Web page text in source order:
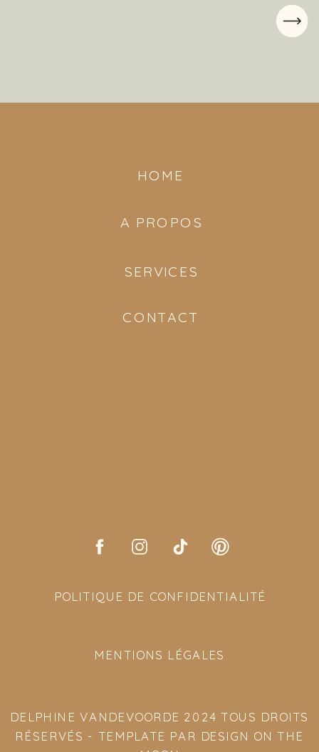
SERVICES
A PROPOS
HOME
CONTACT
POLITIQUE DE CONFIDENTIALITÉ
MENTIONS LÉGALES
DELPHINE VANDEVOORDE 2024 TOUS DROITS
RÉSERVÉS - TEMPLATE PAR DESIGN ON THE